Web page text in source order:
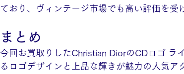
ており、ヴィンテージ市場でも高い評価を受
まとめ
今回お買取りしたChristian DiorのCDロゴ ラ
るロゴデザインと上品な輝きが魅力の人気ア